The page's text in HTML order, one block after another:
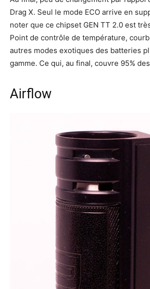
Drag X. Seul le mode ECO arrive en
noter que ce chipset GEN TT 2.0 est
Point de contrôle de température,
autres modes exotiques des batteries
gamme. Ce qui, au final, couvre 95%
Airflow